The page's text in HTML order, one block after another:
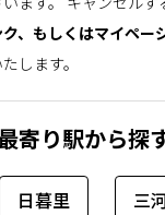
、もしくはマイペー
します。
寄り駅から探
日暮里 三